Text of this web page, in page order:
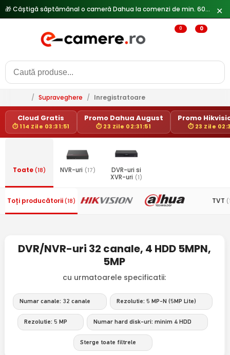
🎁 Câștigă săptămânal o cameră Dahua la comenzi de min. 600 lei — ✕
0 0
/ Supraveghere / Inregistratoare
Cloud Gratis
⏱ 114 Zile 03:31:51
Promo Dahua August
⏱ 23 Zile 02:31:51
Promo
⏱ 23 Zile
Toate(18) NVR-uri (17)
DVR-uri si
XVR-uri (1)
Toți producătorii (18) TVT
DVR/NVR-uri 32 canale, 4 HDD 5MPN,
5MP
cu urmatoarele specificatii:
Numar canale: 32 canale Rezolutie: 5 MP-N (5MP Lite)
Rezolutie: 5 MP Numar hard disk-uri: minim 4 HDD
Sterge toate filtrele